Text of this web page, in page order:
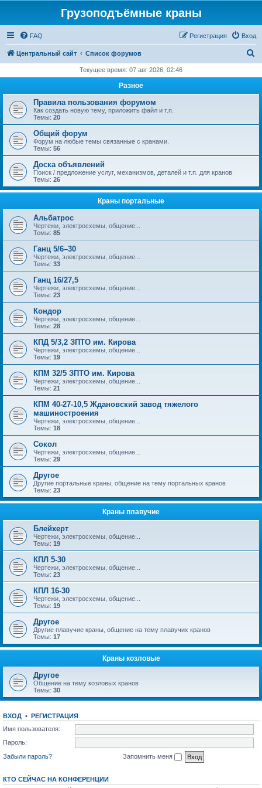
Грузоподъёмные краны
FAQ Вход
Регистрация
Центральный сайт Список форумов
с
Текущее время: 07 авг 2026, 02:46
Разное
Правила пользования форумом
Как создать новую тему, приложить файл и т.п.
Темы: 20
Общий форум
Форум на любые темы связанные с кранами.
Темы: 56
Доска объявлений
Поиск / предложение услуг, механизмов, деталей и т.п. для кранов
Темы: 26
Краны портальные
Альбатрос
Чертежи, электросхемы, общение...
Темы: 85
Ганц 5/6–30
Чертежи, электросхемы, общение...
Темы: 33
Ганц 16/27,5
Чертежи, электросхемы, общение...
Темы: 23
Кондор
Чертежи, электросхемы, общение...
Темы: 28
КПД 5/3,2 ЗПТО им. Кирова
Чертежи, электросхемы, общение...
Темы: 19
КПМ 32/5 ЗПТО им. Кирова
Чертежи, электросхемы, общение...
Темы: 21
КПМ 40-27-10,5 Ждановский завод тяжелого
машиностроения
Чертежи, электросхемы, общение...
Темы: 18
Сокол
Чертежи, электросхемы, общение...
Темы: 29
Другое
Другие портальные краны, общение на тему портальных кранов
Темы: 23
Краны плавучие
Блейхерт
Чертежи, электросхемы, общение...
Темы: 19
КПЛ 5-30
Чертежи, электросхемы, общение...
Темы: 23
КПЛ 16-30
Чертежи, электросхемы, общение...
Темы: 19
Другое
Другие плавучие краны, общение на тему плавучих кранов
Темы: 17
Краны козловые
Другое
Общение на тему козловых кранов
Темы: 30
ВХОД • РЕГИСТРАЦИЯ
Имя пользователя:
Пароль:
Забыли пароль?
Запомнить меня
КТО СЕЙЧАС НА КОНФЕРЕНЦИИ